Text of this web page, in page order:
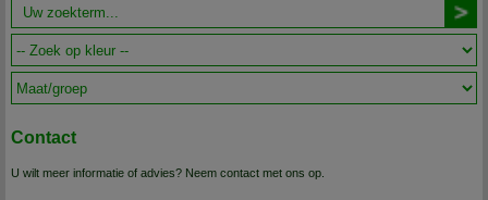
Contact
U wilt meer informatie of advies? Neem contact met ons op.